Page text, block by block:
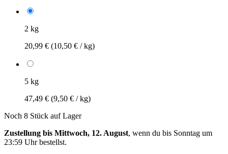
2 kg
20,99 € (10,50 € / kg)
5 kg
47,49 € (9,50 € / kg)
Noch 8 Stück auf Lager
Zustellung bis Mittwoch, 12. August, wenn du bis Sonntag um
23:59 Uhrbestellst.